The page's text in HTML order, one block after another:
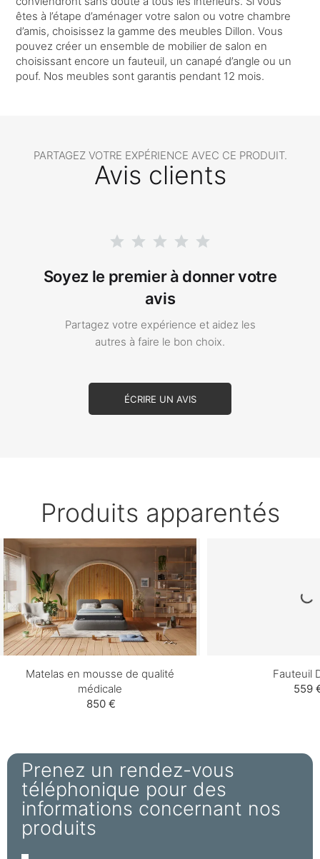
êtes à l’étape d’aménager votre salon ou votre chambre
d’amis, choisissez la gamme des meubles Dillon. Vous
pouvez créer un ensemble de mobilier de salon en
choisissant encore un fauteuil, un canapé d’angle ou un
pouf. Nos meubles sont garantis pendant 12 mois.
PARTAGEZ VOTRE EXPÉRIENCE AVEC CE PRODUIT.
Avis clients
Soyez le premier à donner votre
avis
Partagez votre expérience et aidez les
autres à faire le bon choix.
ÉCRIRE UN AVIS
Produits apparentés
Matelas en mousse de qualité
médicale
850 €
Fauteuil
559
Prenez un rendez-vous
téléphonique pour des
informations concernant nos
produits